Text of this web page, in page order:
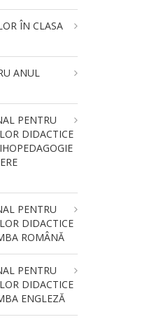
ÎN CLASA
ANUL
PENTRU
DIDACTICE
PENTRU
DIDACTICE
ROMÂNĂ
PENTRU
DIDACTICE
ENGLEZĂ